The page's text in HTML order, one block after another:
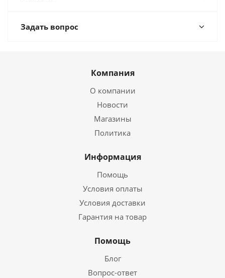
Задать вопрос
Компания
О компании
Новости
Магазины
Политика
Информация
Помощь
Условия оплаты
Условия доставки
Гарантия на товар
Помощь
Блог
Вопрос-ответ